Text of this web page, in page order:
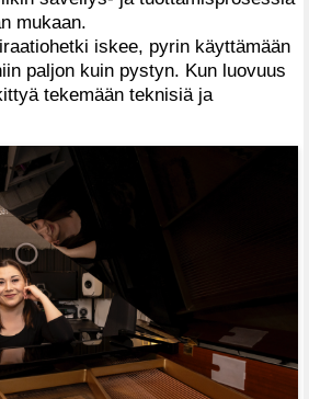
mukaan.
iskee, pyrin käyttämään
paljon kuin pystyn. Kun luovuus
tekemään teknisiä ja